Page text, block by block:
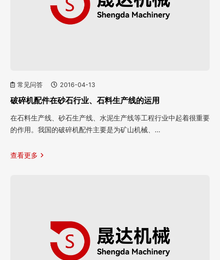
常见问答 2016-04-13
破碎机配件在砂石行业、石料生产线的运用
在石料生产线、砂石生产线、水泥生产线等工程行业中起着很重要
的作用。我国的破碎机配件主要是为矿山机械、…
查看更多